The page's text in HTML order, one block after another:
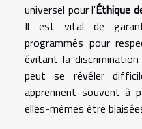
universel pour l'Éthique
Il est vital de
programmés pour
évitant la discrimination
peut se révéler
apprennent souvent à
elles-mêmes être